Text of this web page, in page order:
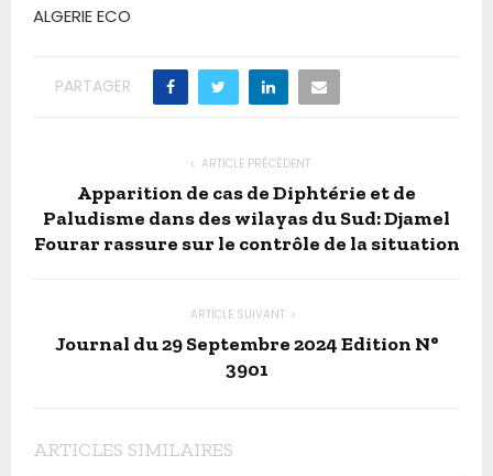
ALGERIE ECO
PARTAGER
ARTICLE PRÉCÉDENT
Apparition de cas de Diphtérie et de
Paludisme dans des wilayas du Sud: Djamel
Fourar rassure sur le contrôle de la situation
ARTICLE SUIVANT
Journal du 29 Septembre 2024 Edition N°
3901
ARTICLES SIMILAIRES